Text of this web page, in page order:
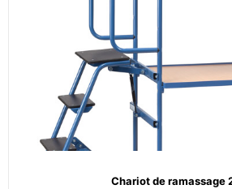
Chariot de ramassage